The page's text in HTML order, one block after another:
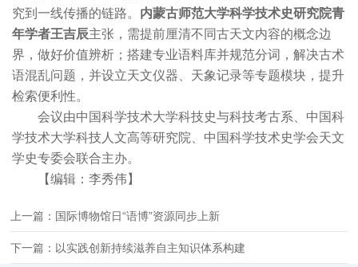
究到一线传播的链路。 内蒙古师范大学科学技术史研究院青
年学者王吉辰主张，需提前厘清不同古天文内容的概念边
界，做好价值辨析；搭建专业语料库并规范分词，解决古术
语混乱问题，并设立天文仪器、天象记录等专题模块，提升
检索便利性。
会议由中国科学技术大学科技史与科技考古系、中国科
学技术大学科技人文高等研究院、中国科学技术史学会天文
学史专委会联合主办。
【编辑：李秀伟】
上一篇：国际博物馆日“语博”资源同步上新
下一篇：以实践创新持续滋养自主知识体系构建